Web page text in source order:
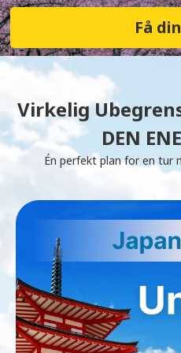
Få
Virkelig
DEN
Én perfekt plan for en tur